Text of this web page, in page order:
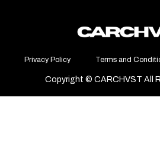
Privacy Policy Terms and
Copyright © CARCHVST All